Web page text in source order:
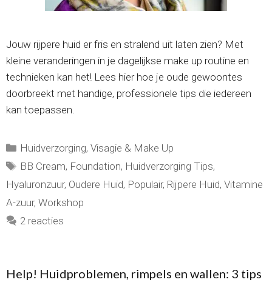
Jouw rijpere huid er fris en stralend uit laten zien? Met
kleine veranderingen in je dagelijkse make up routine en
technieken kan het! Lees hier hoe je oude gewoontes
doorbreekt met handige, professionele tips die iedereen
kan toepassen.
Categorieën
Huidverzorging,Visagie & Make Up
Tags
BB Cream, Foundation, Huidverzorging Tips,
Hyaluronzuur, Oudere Huid, Populair, Rijpere Huid, Vitamine
A-zuur, Workshop
2 reacties
Help! Huidproblemen, rimpels en wallen: 3 tips